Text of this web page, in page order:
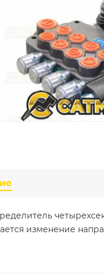
изменение